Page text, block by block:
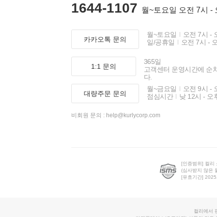
1644-1107 월~토요일 오전 7시 -
카카오톡 문의
월~토요일
오전 7시 -
일/공휴일
오전 7시 -
1:1 문의
365일
고객센터 운영시간에 순
다.
대량주문 문의
월~금요일
오전 9시 -
점심시간
낮 12시 - 오
비회원 문의 : help@kurlycorp.com
[인증범위] 컬리
(심사받지 않은
[유효기간]
컬리에서